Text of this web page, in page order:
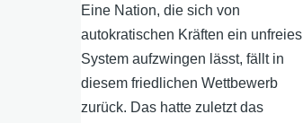
Eine Nation, die sich von
autokratischen Kräften ein unfreies
System aufzwingen lässt, fällt in
diesem friedlichen Wettbewerb
zurück. Das hatte zuletzt das